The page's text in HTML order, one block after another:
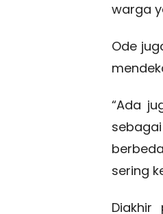
warga
Ode
“Ada
sering